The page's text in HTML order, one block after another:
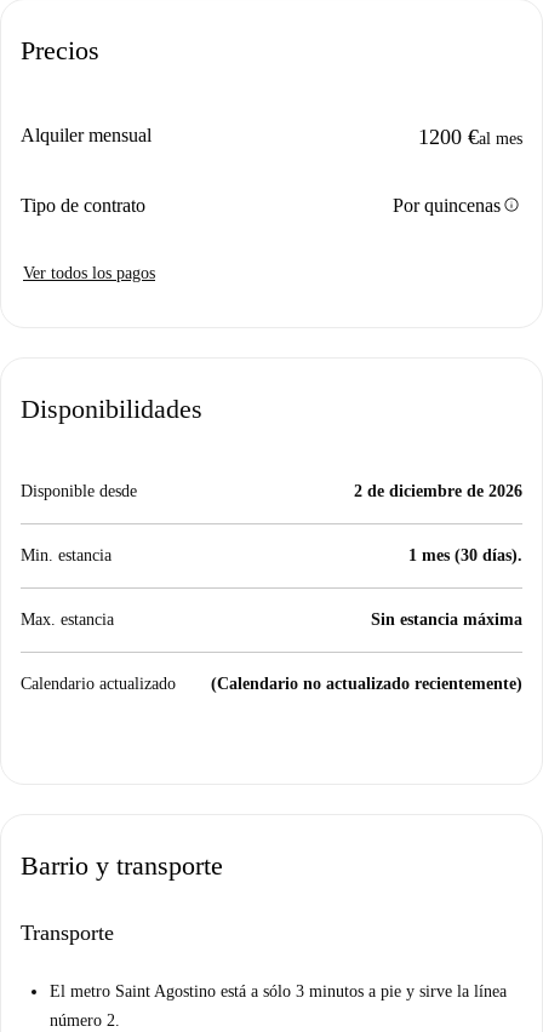
Precios
Alquiler mensual 1200 €al mes
Tipo de contrato Por quincenasinfo
Ver todos los pagos
Disponibilidades
Disponible desde 2 de diciembre de 2026
Min. estancia 1 mes (30 días).
Max. estancia Sin estancia máxima
Calendario actualizado (Calendario no actualizado recientemente)
Barrio y transporte
Transporte
El metro Saint Agostino está a sólo 3 minutos a pie y sirve la línea
número 2.